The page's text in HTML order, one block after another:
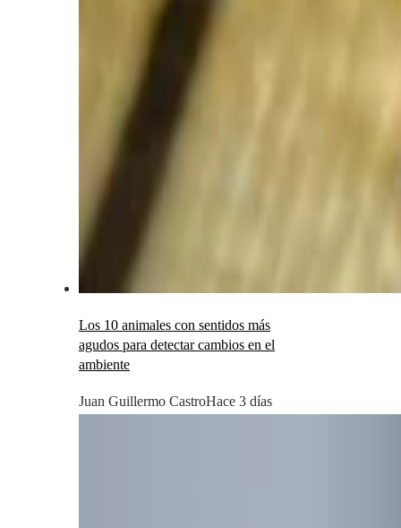
Los 10 animales con sentidos más
agudos para detectar cambios en el
ambiente
Juan Guillermo CastroHace 3 días